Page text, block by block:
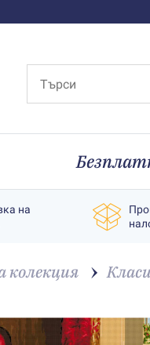
на
колекция